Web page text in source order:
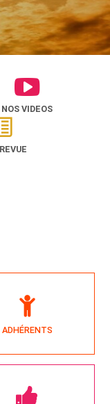
NOS VIDEOS
ADHÉRENTS